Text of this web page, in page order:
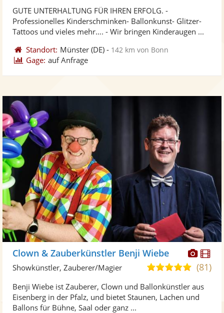
GUTE UNTERHALTUNG FÜR IHREN ERFOLG. -
Professionelles Kinderschminken- Ballonkunst- Glitzer-
Tattoos und vieles mehr…. - Wir bringen Kinderaugen ...
Standort: Münster (DE) - 142 km von Bonn
Gage: auf Anfrage
Fotos
Clown & Zauberkünstler Benji Wiebe
5,0
5
(81)
Showkünstler, Zauberer/Magier
Benji Wiebe ist Zauberer, Clown und Ballonkünstler aus
Eisenberg in der Pfalz, und bietet Staunen, Lachen und
Ballons für Bühne, Saal oder ganz ...